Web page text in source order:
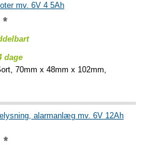
mv. 6V 4 5Ah
dage
70mm x 48mm x 102mm,
alarmanlæg mv. 6V 12Ah
*